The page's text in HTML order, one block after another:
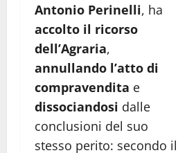
Antonio Perinelli, ha
accolto il ricorso
dell’Agraria,
annullando l’atto di
compravendita e
dissociandosi dalle
conclusioni del suo
stesso perito: secondo il